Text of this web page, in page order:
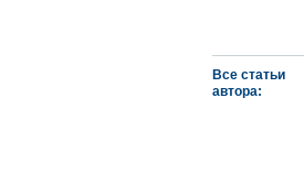
Все статьи
автора: